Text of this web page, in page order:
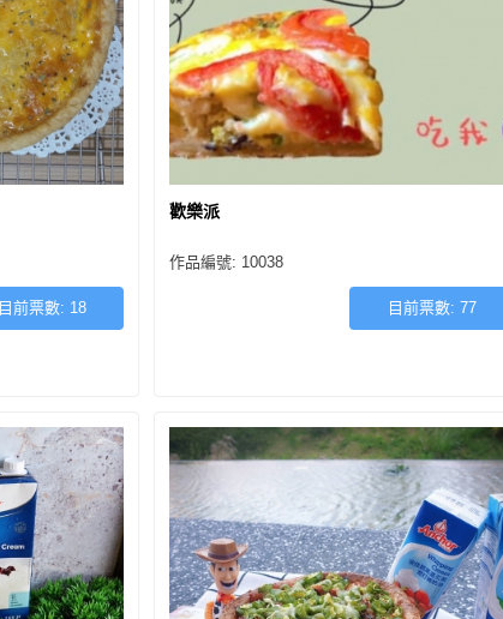
目前票數: 18
歡樂派
作品編號: 10038
目前票數: 77